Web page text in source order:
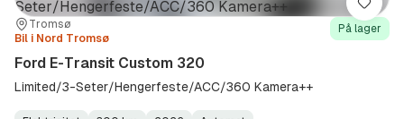
Sted:Tromsø
Forhandler:
Bil i Nord Tromsø
På lager
Ford E-Transit Custom 320
Limited/3-Seter/Hengerfeste/ACC/360 Kamera++
Lagre